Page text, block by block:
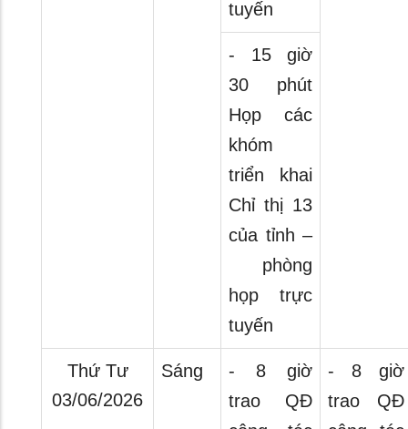
tuyến
- 15 giờ
30 phút
Họp các
khóm
triển khai
Chỉ thị 13
của tỉnh –
phòng
họp trực
tuyến
Thứ Tư
03/06/2026
Sáng
- 8 giờ
trao QĐ
- 8 giờ
trao QĐ